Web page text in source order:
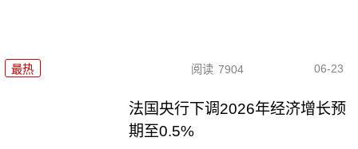
最热 阅读 7904 06-23
法国央行下调2026年经济增长预
期至0.5%